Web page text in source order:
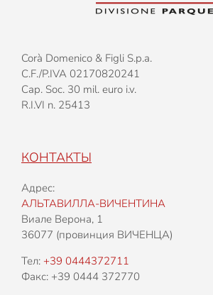
Corà Domenico & Figli S.p.a.
C.F./P.IVA 02170820241
Cap. Soc. 30 mil. euro i.v.
R.I.VI n. 25413
КОНТАКТЫ
Адрес:
АЛЬТАВИЛЛА-ВИЧЕНТИНА
Виале Верона, 1
36077 (провинция ВИЧЕНЦА)
Тел: +39 0444372711
Факс: +39 0444 372770